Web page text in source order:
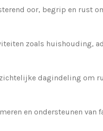
oor, begrip en rust
zoals huishouding,
dagindeling om
en ondersteunen van